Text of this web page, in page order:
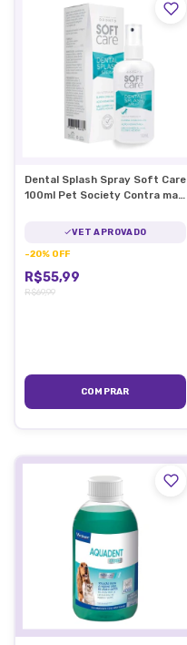
Dental Splash Spray Soft Care
100ml Pet Society Contra mau
VET APROVADO
-20% OFF
R$55,99
R$69,99